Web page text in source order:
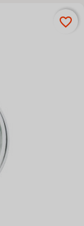
favorite_border